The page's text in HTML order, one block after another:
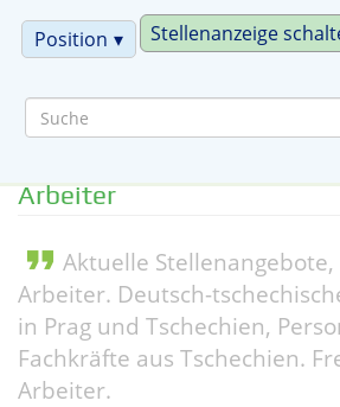
Position Stellenanzeige
Arbeiter
format_quote Aktuelle Stellenangebote,
Arbeiter. Deutsch-
in Prag und Tschechien,
Fachkräfte aus Tschechien.
Arbeiter.